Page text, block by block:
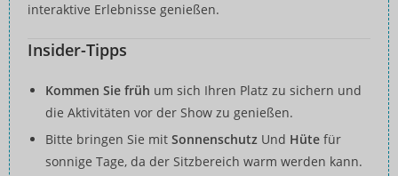
interaktive Erlebnisse genießen.
Insider-Tipps
Kommen Sie früh um sich Ihren Platz zu sichern und
die Aktivitäten vor der Show zu genießen.
Bitte bringen Sie mit Sonnenschutz Und Hüte für
sonnige Tage, da der Sitzbereich warm werden kann.